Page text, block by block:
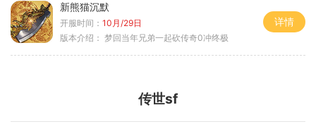
新熊猫沉默
开服时间： 10月/29日
版本介绍： 梦回当年兄弟一起砍传奇0冲终极
详情
传世sf